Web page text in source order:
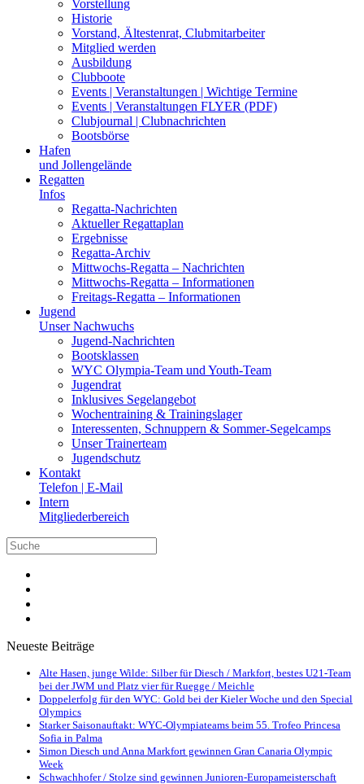
Vorstellung
Historie
Vorstand, Ältestenrat, Clubmitarbeiter
Mitglied werden
Ausbildung
Clubboote
Events | Veranstaltungen | Wichtige Termine
Events | Veranstaltungen FLYER (PDF)
Clubjournal | Clubnachrichten
Bootsbörse
Hafen
und Jollengelände
Regatten
Infos
Regatta-Nachrichten
Aktueller Regattaplan
Ergebnisse
Regatta-Archiv
Mittwochs-Regatta – Nachrichten
Mittwochs-Regatta – Informationen
Freitags-Regatta – Informationen
Jugend
Unser Nachwuchs
Jugend-Nachrichten
Bootsklassen
WYC Olympia-Team und Youth-Team
Jugendrat
Inklusives Segelangebot
Wochentraining & Trainingslager
Interessenten, Schnuppern & Sommer-Segelcamps
Unser Trainerteam
Jugendschutz
Kontakt
Telefon | E-Mail
Intern
Mitgliederbereich
Neueste Beiträge
Alte Hasen, junge Wilde: Silber für Diesch / Markfort, bestes U21-Team
bei der JWM und Platz vier für Ruegge / Meichle
Doppelerfolg für den WYC: Gold bei der Kieler Woche und den Special
Olympics
Starker Saisonauftakt: WYC-Olympiateams beim 55. Trofeo Princesa
Sofia in Palma
Simon Diesch und Anna Markfort gewinnen Gran Canaria Olympic
Week
Schwachhofer / Stolze sind gewinnen Junioren-Europameisterschaft